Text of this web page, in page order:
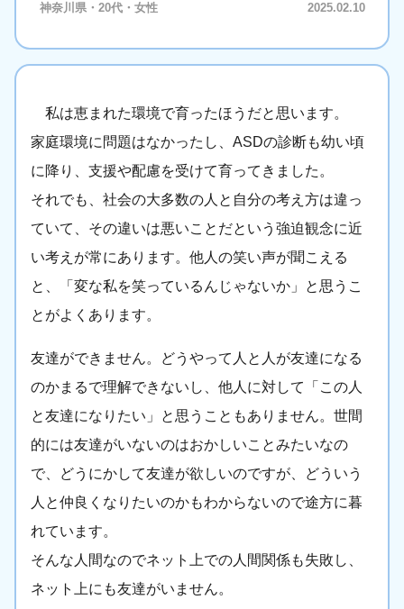
神奈川県・20代・女性 2025.02.10
私は恵まれた環境で育ったほうだと思います。
家庭環境に問題はなかったし、ASDの診断も幼い頃
に降り、支援や配慮を受けて育ってきました。
それでも、社会の大多数の人と自分の考え方は違っ
ていて、その違いは悪いことだという強迫観念に近
い考えが常にあります。他人の笑い声が聞こえる
と、「変な私を笑っているんじゃないか」と思うこ
とがよくあります。
友達ができません。どうやって人と人が友達になる
のかまるで理解できないし、他人に対して「この人
と友達になりたい」と思うこともありません。世間
的には友達がいないのはおかしいことみたいなの
で、どうにかして友達が欲しいのですが、どういう
人と仲良くなりたいのかもわからないので途方に暮
れています。
そんな人間なのでネット上での人間関係も失敗し、
ネット上にも友達がいません。